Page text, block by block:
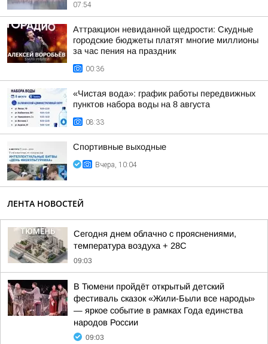
07:54
Аттракцион невиданной щедрости: Скудные
городские бюджеты платят многие миллионы
за час пения на праздник
00:36
«Чистая вода»: график работы передвижных
пунктов набора воды на 8 августа
08:33
Спортивные выходные
Вчера, 10:04
ЛЕНТА НОВОСТЕЙ
Сегодня днем облачно с прояснениями,
температура воздуха + 28С
09:03
В Тюмени пройдёт открытый детский
фестиваль сказок «Жили-Были все народы»
— яркое событие в рамках Года единства
народов России
09:03